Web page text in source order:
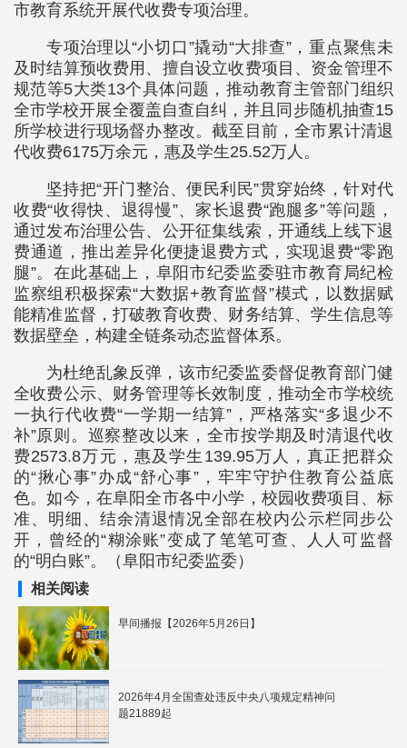
市教育系统开展代收费专项治理。
专项治理以“小切口”撬动“大排查”，重点聚焦未
及时结算预收费用、擅自设立收费项目、资金管理不
规范等5大类13个具体问题，推动教育主管部门组织
全市学校开展全覆盖自查自纠，并且同步随机抽查15
所学校进行现场督办整改。截至目前，全市累计清退
代收费6175万余元，惠及学生25.52万人。
坚持把“开门整治、便民利民”贯穿始终，针对代
收费“收得快、退得慢”、家长退费“跑腿多”等问题，
通过发布治理公告、公开征集线索，开通线上线下退
费通道，推出差异化便捷退费方式，实现退费“零跑
腿”。在此基础上，阜阳市纪委监委驻市教育局纪检
监察组积极探索“大数据+教育监督”模式，以数据赋
能精准监督，打破教育收费、财务结算、学生信息等
数据壁垒，构建全链条动态监督体系。
为杜绝乱象反弹，该市纪委监委督促教育部门健
全收费公示、财务管理等长效制度，推动全市学校统
一执行代收费“一学期一结算”，严格落实“多退少不
补”原则。巡察整改以来，全市按学期及时清退代收
费2573.8万元，惠及学生139.95万人，真正把群众
的“揪心事”办成“舒心事”，牢牢守护住教育公益底
色。如今，在阜阳全市各中小学，校园收费项目、标
准、明细、结余清退情况全部在校内公示栏同步公
开，曾经的“糊涂账”变成了笔笔可查、人人可监督
的“明白账”。（阜阳市纪委监委）
相关阅读
早间播报【2026年5月26日】
2026年4月全国查处违反中央八项规定精神问
题21889起